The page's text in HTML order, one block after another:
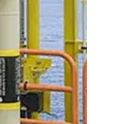
DN20,
PTEF...